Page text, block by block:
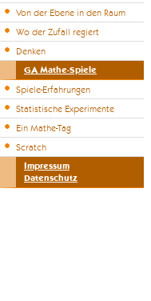
Von der Ebene in den Raum
Wo der Zufall regiert
Denken
GA Mathe-Spiele
Spiele-Erfahrungen
Statistische Experimente
Ein Mathe-Tag
Scratch
Impressum
Datenschutz